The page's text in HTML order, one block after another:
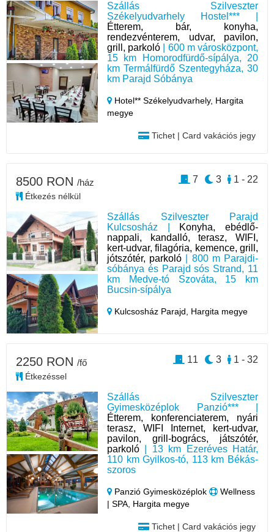
Szállás Szilveszter
Székelyudvarhely Hostel*** |
Étterem, bár, konyha,
rendezvénterem, udvar, pavilon,
grill, parkoló | 600 m városközpont,
15 km Homorodfürdő-sípálya, 20
km Termálfürdő Szentegyháza, 30
km Parajd Sóbánya
Hotel** Székelyudvarhely, Hargita
megye
Tichet | Card vakációs jegy
Szállás Szilveszter Parajd
Kulcsosház | Konyha, ebédlő-
nappali, kandalló, terasz, WIFI,
kert-udvar, filagória, kemence, grill,
jótszótér, parkoló | 800 m Parajdi-
sóbánya és Parajd sós Strand, 11
km Medve-tó Szováta, 15 km
Bucsin-sípálya
Kulcsosház Parajd, Hargita megye
8500 RON /ház
Étkezés nélkül
1 - 22
3
7
Szállás Szilveszter
Gyimesközéplok Panzió*** |
Étterem, konferenciaterem, nyári
terasz, WIFI Internet, kert-udvar,
pavilon, grill-bogrács, játszótér,
parkoló | 13 km Ezeréves Határ,
110 km Gyilkos-tó, 113 km Békás-
szoros
Panzió Gyimesközéplok
Wellness
| SPA, Hargita megye
Tichet | Card vakációs jegy
2250 RON /fő
Étkezéssel
1 - 32
3
11